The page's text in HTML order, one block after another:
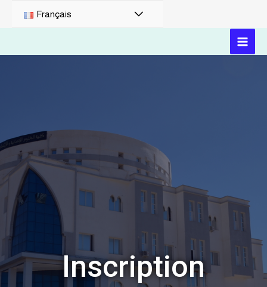
Français
Inscription